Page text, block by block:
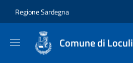
Regione Sardegna
Comune di Loculi